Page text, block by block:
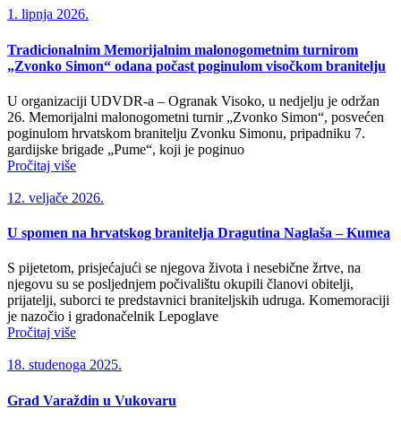
1. lipnja 2026.
Tradicionalnim Memorijalnim malonogometnim turnirom
„Zvonko Simon“ odana počast poginulom visočkom branitelju
U organizaciji UDVDR-a – Ogranak Visoko, u nedjelju je održan
26. Memorijalni malonogometni turnir „Zvonko Simon“, posvećen
poginulom hrvatskom branitelju Zvonku Simonu, pripadniku 7.
gardijske brigade „Pume“, koji je poginuo
Pročitaj više
12. veljače 2026.
U spomen na hrvatskog branitelja Dragutina Naglaša – Kumea
S pijetetom, prisjećajući se njegova života i nesebične žrtve, na
njegovu su se posljednjem počivalištu okupili članovi obitelji,
prijatelji, suborci te predstavnici braniteljskih udruga. Komemoraciji
je nazočio i gradonačelnik Lepoglave
Pročitaj više
18. studenoga 2025.
Grad Varaždin u Vukovaru